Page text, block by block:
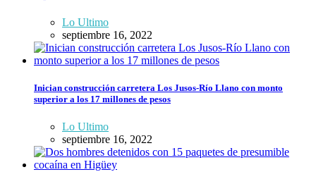
Lo Ultimo
septiembre 16, 2022
Inician construcción carretera Los Jusos-Río Llano con monto
superior a los 17 millones de pesos
Lo Ultimo
septiembre 16, 2022